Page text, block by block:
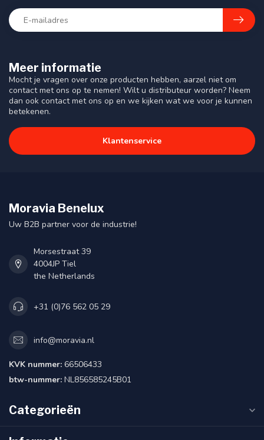
Meer informatie
Mocht je vragen over onze producten hebben, aarzel niet om
contact met ons op te nemen! Wilt u distributeur worden? Neem
dan ook contact met ons op en we kijken wat we voor je kunnen
betekenen.
Klantenservice
Moravia Benelux
Uw B2B partner voor de industrie!
Morsestraat 39
4004JP Tiel
the Netherlands
+31 (0)76 562 05 29
info@moravia.nl
KVK nummer: 66506433
btw-nummer: NL856585245B01
Categorieën